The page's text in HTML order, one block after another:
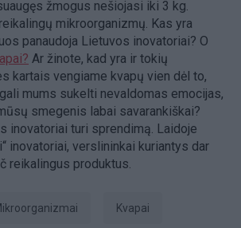
žmogus nešiojasi iki 3 kg.
mikroorganizmų. Kas yra
panaudoja Lietuvos inovatoriai? O
Ar žinote, kad yra ir tokių
kartais vengiame kvapų vien dėl to,
mums sukelti nevaldomas emocijas,
smegenis labai savarankiškai?
inovatoriai turi sprendimą. Laidoje
inovatoriai, verslininkai kuriantys dar
reikalingus produktus.
mikroorganizmai kvapai